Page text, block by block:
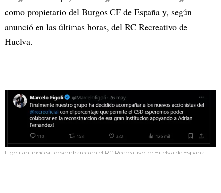
como propietario del Burgos CF de España y, según
anunció en las últimas horas, del RC Recreativo de
Huelva.
Figoli anunció su desembarco en el RC Recreativo de Huelva de España